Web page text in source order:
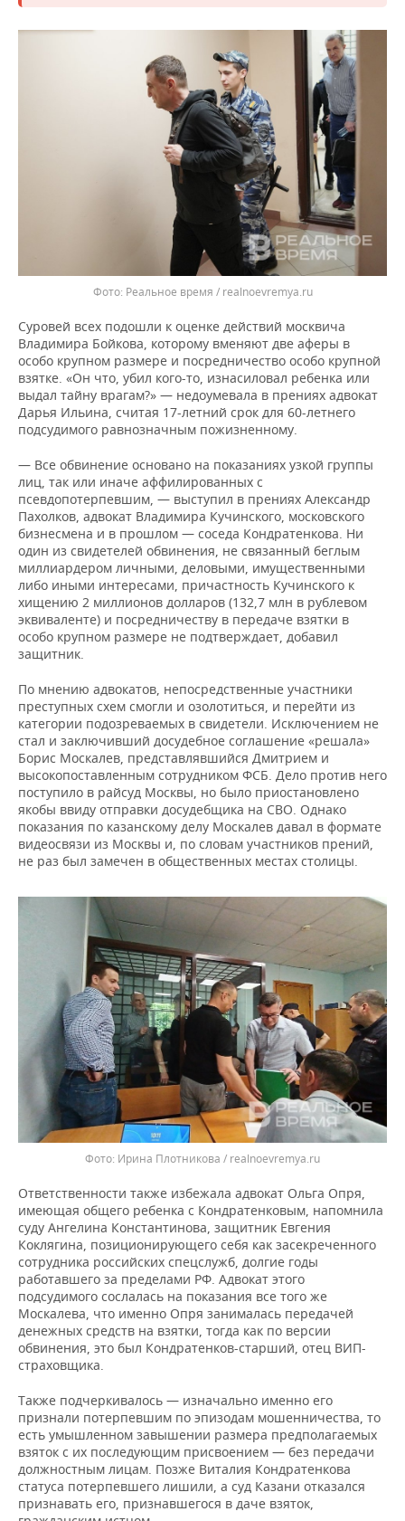
Реальное время / realnoevremya.ru
Суровей всех подошли к оценке действий москвича
Владимира Бойкова, которому вменяют две аферы в
особо крупном размере и посредничество особо крупной
взятке. «Он что, убил кого-то, изнасиловал ребенка или
выдал тайну врагам?» — недоумевала в прениях адвокат
Дарья Ильина, считая 17-летний срок для 60-летнего
подсудимого равнозначным пожизненному.
— Все обвинение основано на показаниях узкой группы
лиц, так или иначе аффилированных с
псевдопотерпевшим, — выступил в прениях Александр
Пахолков, адвокат Владимира Кучинского, московского
бизнесмена и в прошлом — соседа Кондратенкова. Ни
один из свидетелей обвинения, не связанный беглым
миллиардером личными, деловыми, имущественными
либо иными интересами, причастность Кучинского к
хищению 2 миллионов долларов (132,7 млн в рублевом
эквиваленте) и посредничеству в передаче взятки в
особо крупном размере не подтверждает, добавил
защитник.
По мнению адвокатов, непосредственные участники
преступных схем смогли и озолотиться, и перейти из
категории подозреваемых в свидетели. Исключением не
стал и заключивший досудебное соглашение «решала»
Борис Москалев, представлявшийся Дмитрием и
высокопоставленным сотрудником ФСБ. Дело против него
поступило в райсуд Москвы, но было приостановлено
якобы ввиду отправки досудебщика на СВО. Однако
показания по казанскому делу Москалев давал в формате
видеосвязи из Москвы и, по словам участников прений,
не раз был замечен в общественных местах столицы.
Ирина Плотникова / realnoevremya.ru
Ответственности также избежала адвокат Ольга Опря,
имеющая общего ребенка с Кондратенковым, напомнила
суду Ангелина Константинова, защитник Евгения
Коклягина, позиционирующего себя как засекреченного
сотрудника российских спецслужб, долгие годы
работавшего за пределами РФ. Адвокат этого
подсудимого сослалась на показания все того же
Москалева, что именно Опря занималась передачей
денежных средств на взятки, тогда как по версии
обвинения, это был Кондратенков-старший, отец ВИП-
страховщика.
Также подчеркивалось — изначально именно его
признали потерпевшим по эпизодам мошенничества, то
есть умышленном завышении размера предполагаемых
взяток с их последующим присвоением — без передачи
должностным лицам. Позже Виталия Кондратенкова
статуса потерпевшего лишили, а суд Казани отказался
признавать его, признавшегося в даче взяток,